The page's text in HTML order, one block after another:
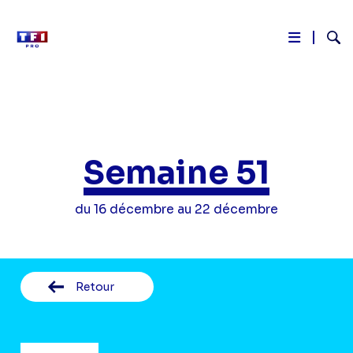
Semaine 51
du 16 décembre au 22 décembre
Retour